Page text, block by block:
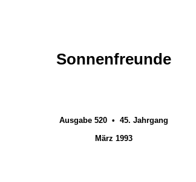
Sonnenfreunde
Ausgabe 520 • 45. Jahrgang
März 1993